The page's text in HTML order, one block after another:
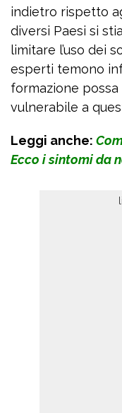
indietro rispetto
diversi Paesi si
limitare l’uso dei
esperti temono
formazione
vulnerabile a
Leggi anche:
Ecco i sintomi da